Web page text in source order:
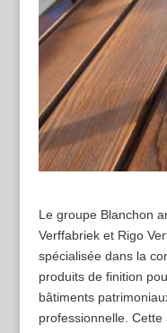
Le groupe Blanchon
Verffabriek et Rigo
spécialisée dans la
produits de finition
bâtiments
professionnelle. Cette